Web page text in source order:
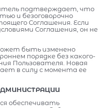
подтверждает, что
и безоговорочно
Соглашения. Если
Соглашения, он не
быть изменено
порядке без какого-
Пользователя. Новая
в силу с момента ее
обеспечивать